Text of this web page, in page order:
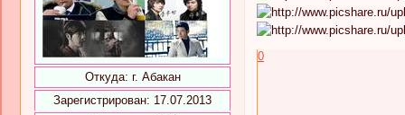
Откуда: г. Абакан
Зарегистрирован: 17.07.2013
0